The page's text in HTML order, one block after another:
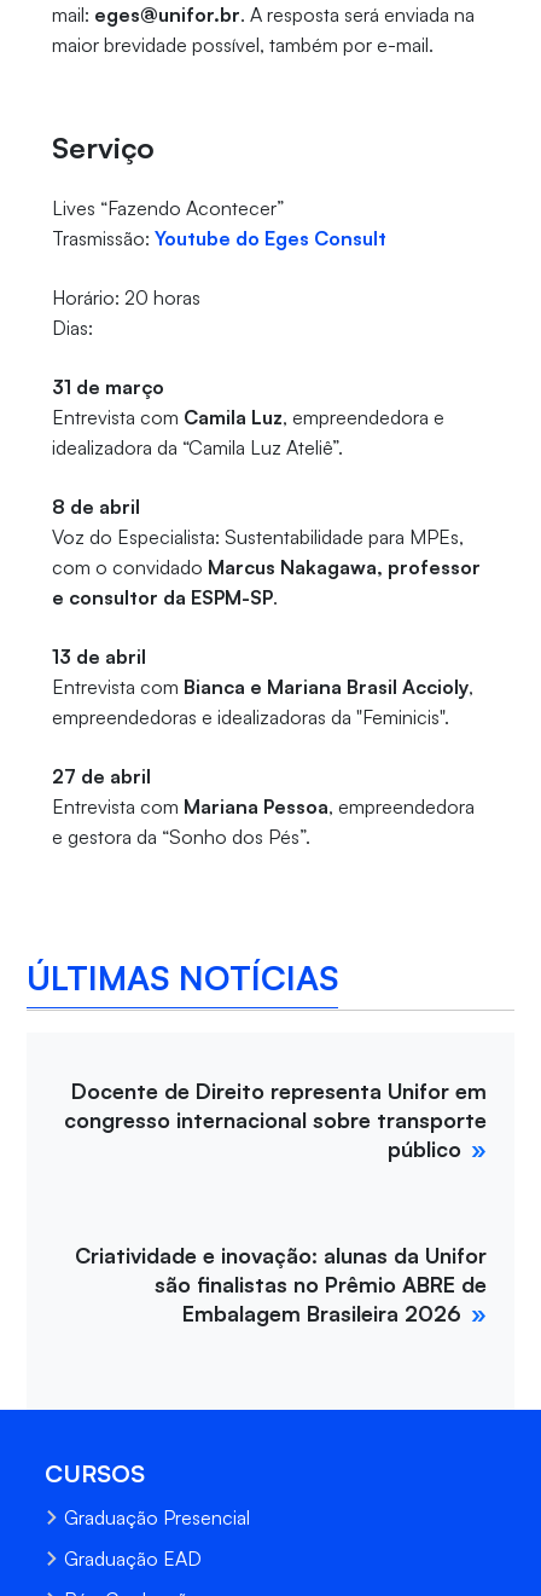
mail: eges@unifor.br. A resposta será enviada na
maior brevidade possível, também por e-mail.
Serviço
Lives “Fazendo Acontecer”
Trasmissão: Youtube do Eges Consult
Horário: 20 horas
Dias:
31 de março
Entrevista com Camila Luz, empreendedora e
idealizadora da “Camila Luz Ateliê”.
8 de abril
Voz do Especialista: Sustentabilidade para MPEs,
com o convidado Marcus Nakagawa, professor
e consultor da ESPM-SP.
13 de abril
Entrevista com Bianca e Mariana Brasil Accioly,
empreendedoras e idealizadoras da "Feminicis".
27 de abril
Entrevista com Mariana Pessoa, empreendedora
e gestora da “Sonho dos Pés”.
ÚLTIMAS NOTÍCIAS
Docente de Direito representa Unifor em
congresso internacional sobre transporte
público
Criatividade e inovação: alunas da Unifor
são finalistas no Prêmio ABRE de
Embalagem Brasileira 2026
CURSOS
Graduação Presencial
Graduação EAD